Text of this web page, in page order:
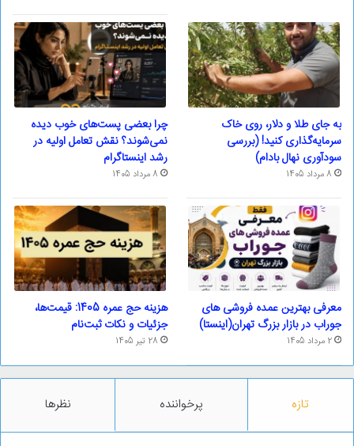
به جای طلا و دلار، روی خاک
سرمایه‌گذاری کنید! (بررسی
سودآوری نهال بادام)
8 مرداد 1405
چرا بعضی پست‌های خوب دیده
نمی‌شوند؟ نقش تعامل اولیه در
رشد اینستاگرام
8 مرداد 1405
معرفی بهترین عمده فروشی های
جوراب در بازار بزرگ تهران(اینستا)
2 مرداد 1405
هزینه حج عمره 1405: قیمت‌ها،
جزئیات و نکات ثبت‌نام
28 تیر 1405
تازه پرخواننده نظرها